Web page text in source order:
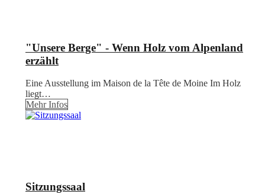
"Unsere Berge" - Wenn Holz vom Alpenland
erzählt
Eine Ausstellung im Maison de la Tête de Moine Im Holz
liegt…
Mehr Infos
Sitzungssaal